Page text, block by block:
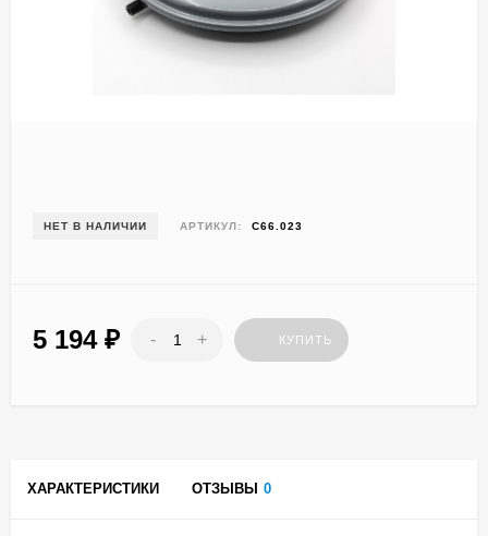
НЕТ В НАЛИЧИИ АРТИКУЛ: C66.023
5 194 ₽ - + КУПИТЬ
ХАРАКТЕРИСТИКИ ОТЗЫВЫ 0